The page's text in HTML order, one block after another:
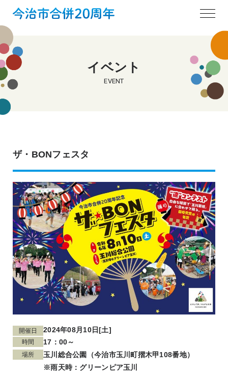
イベント
EVENT
ザ・BONフェスタ
開催日 2024年08月10日[土]
時間 17：00～
場所
玉川総合公園（今治市玉川町摺木甲108番地）
※雨天時：グリーンピア玉川